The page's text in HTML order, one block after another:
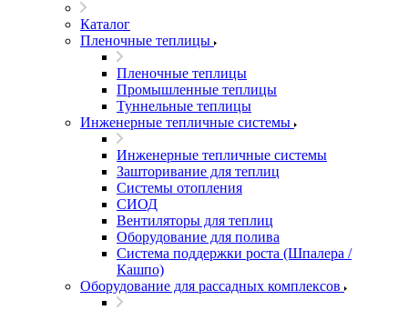
Каталог
Пленочные теплицы
Пленочные теплицы
Промышленные теплицы
Туннельные теплицы
Инженерные тепличные системы
Инженерные тепличные системы
Зашторивание для теплиц
Системы отопления
СИОД
Вентиляторы для теплиц
Оборудование для полива
Система поддержки роста (Шпалера /
Кашпо)
Оборудование для рассадных комплексов